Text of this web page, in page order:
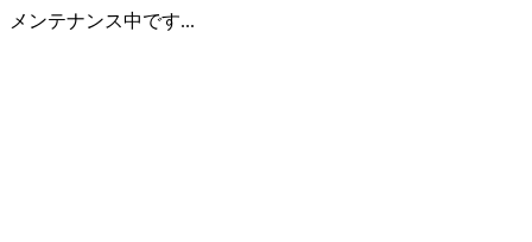
メンテナンス中です...